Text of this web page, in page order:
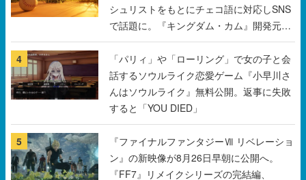
4
「パリィ」や「ローリング」で女の子と会
話するソウルライク恋愛ゲーム『小早川さ
んはソウルライク』無料公開。返事に失敗
すると「YOU DIED」
5
『ファイナルファンタジーⅦ リベレーショ
ン』の新映像が8月26日早朝に公開へ。
『FF7』リメイクシリーズの完結編、
「gamescom」のオープニングナイトライ
ブにてディレクターの浜口直樹氏が登壇す
る予定
すべて見る